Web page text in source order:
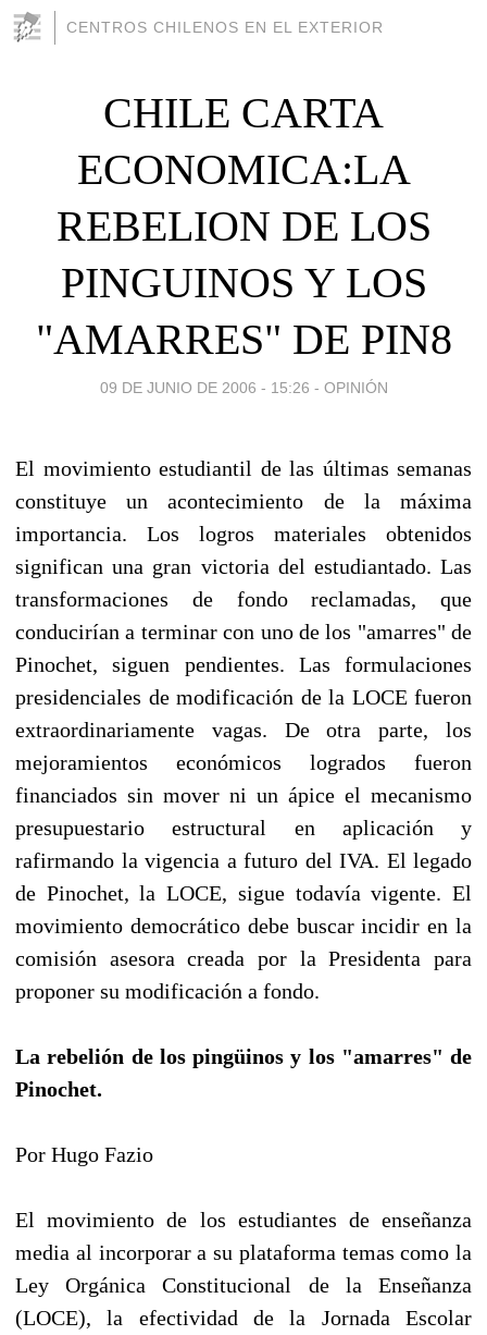
CENTROS CHILENOS EN EL EXTERIOR
CHILE CARTA
ECONOMICA:LA
REBELION DE LOS
PINGUINOS Y LOS
"AMARRES" DE PIN8
09 DE JUNIO DE 2006 - 15:26 - OPINIÓN
El movimiento estudiantil de las últimas semanas
constituye un acontecimiento de la máxima
importancia. Los logros materiales obtenidos
significan una gran victoria del estudiantado. Las
transformaciones de fondo reclamadas, que
conducirían a terminar con uno de los "amarres" de
Pinochet, siguen pendientes. Las formulaciones
presidenciales de modificación de la LOCE fueron
extraordinariamente vagas. De otra parte, los
mejoramientos económicos logrados fueron
financiados sin mover ni un ápice el mecanismo
presupuestario estructural en aplicación y
rafirmando la vigencia a futuro del IVA. El legado
de Pinochet, la LOCE, sigue todavía vigente. El
movimiento democrático debe buscar incidir en la
comisión asesora creada por la Presidenta para
proponer su modificación a fondo.
La rebelión de los pingüinos y los "amarres" de
Pinochet.
Por Hugo Fazio
El movimiento de los estudiantes de enseñanza
media al incorporar a su plataforma temas como la
Ley Orgánica Constitucional de la Enseñanza
(LOCE), la efectividad de la Jornada Escolar